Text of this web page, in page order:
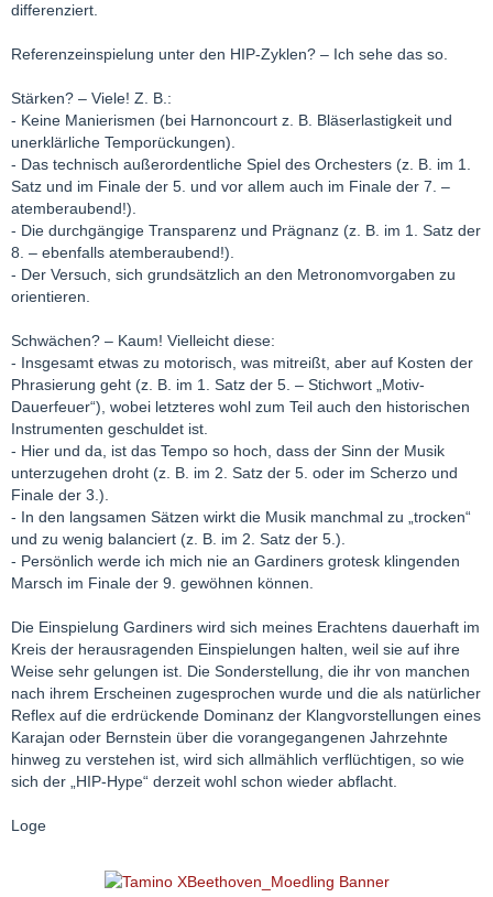
differenziert.
Referenzeinspielung unter den HIP-Zyklen? – Ich sehe das so.
Stärken? – Viele! Z. B.:
- Keine Manierismen (bei Harnoncourt z. B. Bläserlastigkeit und
unerklärliche Temporückungen).
- Das technisch außerordentliche Spiel des Orchesters (z. B. im 1.
Satz und im Finale der 5. und vor allem auch im Finale der 7. –
atemberaubend!).
- Die durchgängige Transparenz und Prägnanz (z. B. im 1. Satz der
8. – ebenfalls atemberaubend!).
- Der Versuch, sich grundsätzlich an den Metronomvorgaben zu
orientieren.
Schwächen? – Kaum! Vielleicht diese:
- Insgesamt etwas zu motorisch, was mitreißt, aber auf Kosten der
Phrasierung geht (z. B. im 1. Satz der 5. – Stichwort „Motiv-
Dauerfeuer“), wobei letzteres wohl zum Teil auch den historischen
Instrumenten geschuldet ist.
- Hier und da, ist das Tempo so hoch, dass der Sinn der Musik
unterzugehen droht (z. B. im 2. Satz der 5. oder im Scherzo und
Finale der 3.).
- In den langsamen Sätzen wirkt die Musik manchmal zu „trocken“
und zu wenig balanciert (z. B. im 2. Satz der 5.).
- Persönlich werde ich mich nie an Gardiners grotesk klingenden
Marsch im Finale der 9. gewöhnen können.
Die Einspielung Gardiners wird sich meines Erachtens dauerhaft im
Kreis der herausragenden Einspielungen halten, weil sie auf ihre
Weise sehr gelungen ist. Die Sonderstellung, die ihr von manchen
nach ihrem Erscheinen zugesprochen wurde und die als natürlicher
Reflex auf die erdrückende Dominanz der Klangvorstellungen eines
Karajan oder Bernstein über die vorangegangenen Jahrzehnte
hinweg zu verstehen ist, wird sich allmählich verflüchtigen, so wie
sich der „HIP-Hype“ derzeit wohl schon wieder abflacht.
Loge